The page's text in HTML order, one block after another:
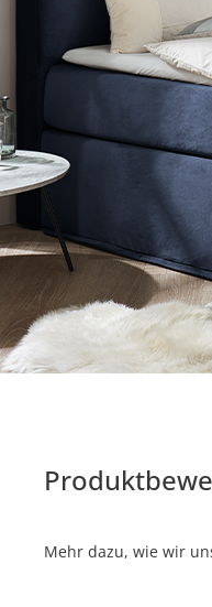
Mehr dazu, wie wir